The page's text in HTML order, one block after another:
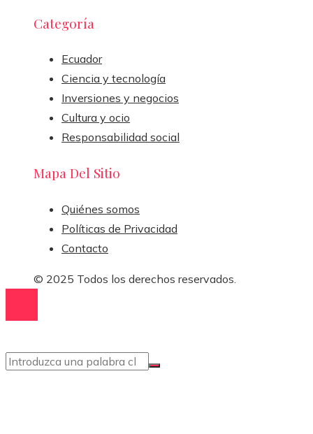
Categoría
Ecuador
Ciencia y tecnología
Inversiones y negocios
Cultura y ocio
Responsabilidad social
Mapa Del Sitio
Quiénes somos
Políticas de Privacidad
Contacto
© 2025 Todos los derechos reservados.